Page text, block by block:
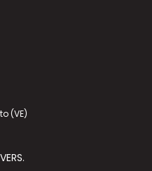
(VE)